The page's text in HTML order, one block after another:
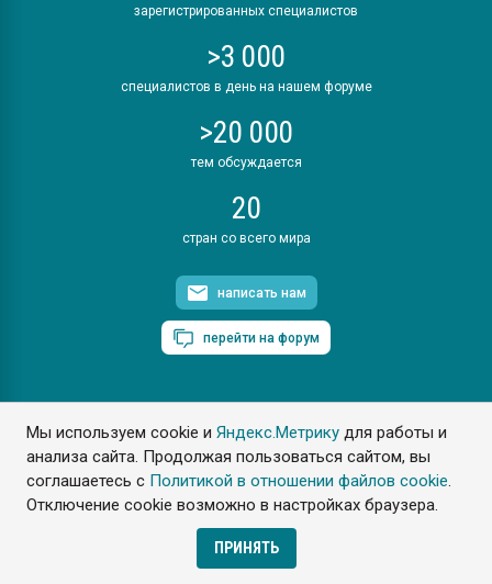
Мы используем cookie иЯндекс.Метрику для работы и
анализа сайта. Продолжая пользоваться сайтом, вы
соглашаетесь с Политикой в отношении файлов cookie.
Отключение cookie возможно в настройках браузера.
ПРИНЯТЬ
зарегистрированных специалистов
>3 000
специалистов в день на нашем форуме
>20 000
тем обсуждается
20
стран со всего мира
написать нам
перейти на форум
ПластЭксперт © 2006. Все права защищены
Разрешается копирование материалов сайта с обязательной
ссылкой на www.e-plastic.ru
Разработка сайта